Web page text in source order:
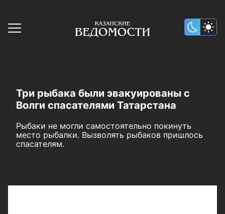
Три рыбака были эвакуированы с
Волги спасателями Татарстана
Рыбаки не могли самостоятельно покинуть
место рыбалки. Вызволять рыбаков пришлось
спасателям.